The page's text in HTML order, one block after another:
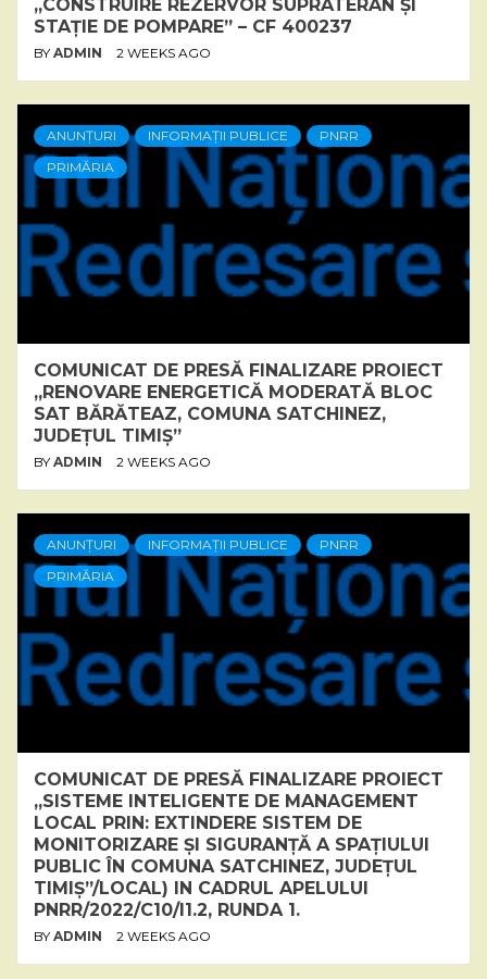
„CONSTRUIRE REZERVOR SUPRATERAN ȘI
STAȚIE DE POMPARE” – CF 400237
BY ADMIN 2 WEEKS AGO
ANUNȚURI INFORMAȚII PUBLICE
PNRR
PRIMĂRIA
COMUNICAT DE PRESĂ FINALIZARE PROIECT
„RENOVARE ENERGETICĂ MODERATĂ BLOC
SAT BĂRĂTEAZ, COMUNA SATCHINEZ,
JUDEȚUL TIMIȘ”
BY ADMIN 2 WEEKS AGO
ANUNȚURI INFORMAȚII PUBLICE
PNRR
PRIMĂRIA
COMUNICAT DE PRESĂ FINALIZARE PROIECT
„SISTEME INTELIGENTE DE MANAGEMENT
LOCAL PRIN: EXTINDERE SISTEM DE
MONITORIZARE ȘI SIGURANȚĂ A SPAȚIULUI
PUBLIC ÎN COMUNA SATCHINEZ, JUDEȚUL
TIMIȘ”/LOCAL) IN CADRUL APELULUI
PNRR/2022/C10/I1.2, RUNDA 1.
BY ADMIN 2 WEEKS AGO